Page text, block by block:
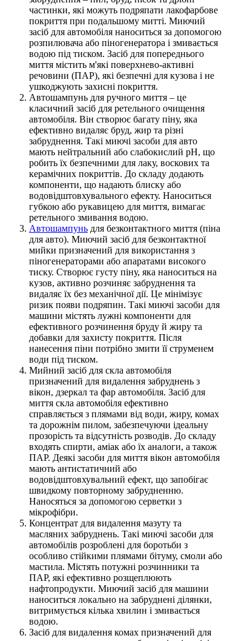
частинки, які можуть подряпати лакофарбове
покриття при подальшому митті. Миючий
засіб для автомобіля наноситься за допомогою
розпилювача або піногенератора і змивається
водою під тиском. Засіб для попереднього
миття містить м'які поверхнево-активні
речовини (ПАР), які безпечні для кузова і не
ушкоджують захисні покриття.
Автошампунь для ручного миття – це
класичний засіб для ретельного очищення
автомобіля. Він створює багату піну, яка
ефективно видаляє бруд, жир та різні
забруднення. Такі миючі засоби для авто
мають нейтральний або слабокислий pH, що
робить їх безпечними для лаку, воскових та
керамічних покриттів. До складу додають
компоненти, що надають блиску або
водовідштовхувального ефекту. Наноситься
губкою або рукавицею для миття, вимагає
ретельного змивання водою.
Автошампунь для безконтактного миття (піна
для авто). Миючий засіб для безконтактної
мийки призначений для використання з
піногенераторами або апаратами високого
тиску. Створює густу піну, яка наноситься на
кузов, активно розчиняє забруднення та
видаляє їх без механічної дії. Це мінімізує
ризик появи подряпин. Такі миючі засоби для
машини містять лужні компоненти для
ефективного розчинення бруду й жиру та
добавки для захисту покриття. Після
нанесення піни потрібно змити її струменем
води під тиском.
Мийний засіб для скла автомобіля
призначений для видалення забруднень з
вікон, дзеркал та фар автомобіля. Засіб для
миття скла автомобіля ефективно
справляється з плямами від води, жиру, комах
та дорожнім пилом, забезпечуючи ідеальну
прозорість та відсутність розводів. До складу
входять спирти, аміак або їх аналоги, а також
ПАР. Деякі засоби для миття вікон автомобіля
мають антистатичний або
водовідштовхувальний ефект, що запобігає
швидкому повторному забрудненню.
Наносяться за допомогою серветки з
мікрофібри.
Концентрат для видалення мазуту та
масляних забруднень. Такі миючі засоби для
автомобілів розроблені для боротьби з
особливо стійкими плямами бітуму, смоли або
мастила. Містять потужні розчинники та
ПАР, які ефективно розщеплюють
нафтопродукти. Миючий засіб для машини
наноситься локально на забруднені ділянки,
витримується кілька хвилин і змивається
водою.
Засіб для видалення комах призначений для